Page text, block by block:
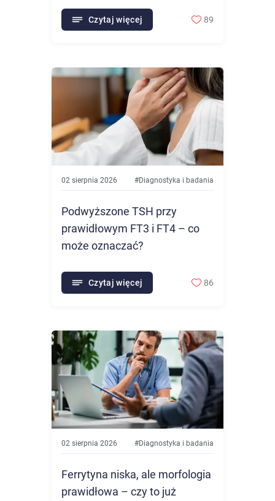
Czytaj więcej 89
02 sierpnia 2026 #Diagnostyka i badania
Podwyższone TSH przy
prawidłowym FT3 i FT4 – co
może oznaczać?
Czytaj więcej 86
02 sierpnia 2026 #Diagnostyka i badania
Ferrytyna niska, ale morfologia
prawidłowa – czy to już